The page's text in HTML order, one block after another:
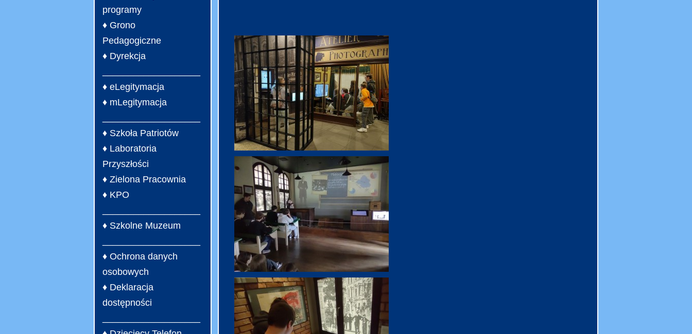
programy
♦ Grono
Pedagogiczne
♦ Dyrekcja
♦ eLegitymacja
♦ mLegitymacja
♦ Szkoła Patriotów
♦ Laboratoria
Przyszłości
♦ Zielona Pracownia
♦ KPO
♦ Szkolne Muzeum
♦ Ochrona danych
osobowych
♦ Deklaracja
dostępności